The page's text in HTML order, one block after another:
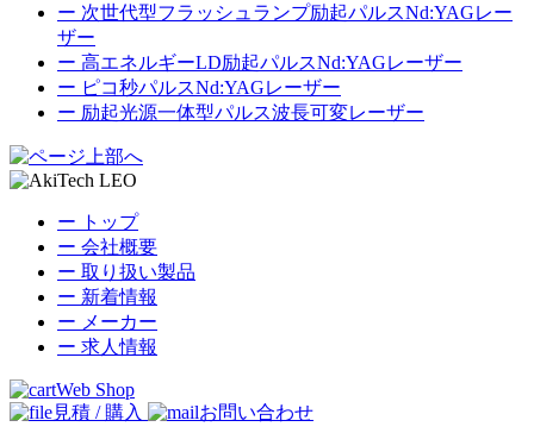
ー 次世代型フラッシュランプ励起パルスNd:YAGレー
ザー
ー 高エネルギーLD励起パルスNd:YAGレーザー
ー ピコ秒パルスNd:YAGレーザー
ー 励起光源一体型パルス波長可変レーザー
ー トップ
ー 会社概要
ー 取り扱い製品
ー 新着情報
ー メーカー
ー 求人情報
Web Shop
見積 / 購入
お問い合わせ